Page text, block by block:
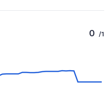
0 /1